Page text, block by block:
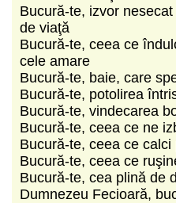
Bucură-te, izvor
de viaţă
Bucură-te, ceea ce
cele amare
Bucură-te, baie, care
Bucură-te, potolirea
Bucură-te, vindecarea
Bucură-te, ceea ce ne
Bucură-te, ceea ce
Bucură-te, ceea ce
Bucură-te, cea plină de
Dumnezeu Fecioară,